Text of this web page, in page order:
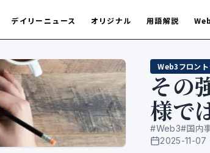
デイリーニュース オリジナル 用語解説
Web3フロン
その
様で
#Web3#国内
公開日
2025-11-07